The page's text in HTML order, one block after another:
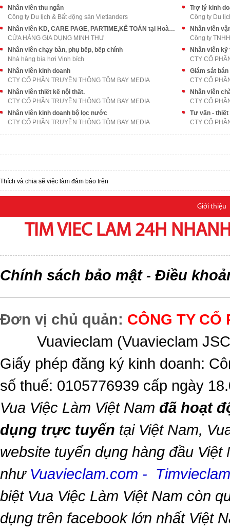
Nhân viên thu ngân
Công ty Du lịch & Bất động sản Vietlanders
Trợ lý kinh
Công ty Du
Nhân viên KD, CARE PAGE, PARTIME,KẾ TOÁN tại Hoàng Mai
CỬA HÀNG GIA DỤNG MINH THƯ
Nhân viên
Công ty
Nhân viên chạy bàn, phụ bếp, bếp chính
Nhà hàng bia hơi Vinh bích
Nhân viên kỹ
CTY CỔ
Nhân viên kinh doanh
CTY CỔ PHẦN TRUYỀN THÔNG TÔM BAY MEDIA
Giám sát
CTY CỔ
Nhân viên thiết kế nội thất.
CTY CỔ PHẦN TRUYỀN THÔNG TÔM BAY MEDIA
Nhân viên
CTY CỔ
Nhân viên kinh doanh bộ lọc nước
CTY CỔ PHẦN TRUYỀN THÔNG TÔM BAY MEDIA
Tư vấn - thiết
CTY CỔ
Thích và chia sẽ việc làm đảm bảo trên
Giới thiệu
TIM VIEC LAM 24H
Chính sách bảo mật- Điều
Đơn vị chủ quản: CÔNG TY CỔ
Vuavieclam (Vuavieclam
Giấy phép đăng ký kinh doanh:
số thuế: 0105776939 cấp ngày
Vua Việc Làm Việt Nam đã hoạt
dụng trực tuyến tại Việt Nam,
website tuyển dụng hàng đầu Việt
như Vuavieclam.com -
biệt Vua Việc Làm Việt Nam còn
dụng trên facebook lớn nhất Việt